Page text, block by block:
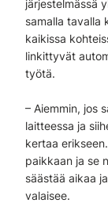
järjestelmässä
samalla tavalla
kaikissa
linkittyvät
työtä.
– Aiemmin, jos
laitteessa ja
kertaa
paikkaan ja se
säästää aikaa
valaisee.